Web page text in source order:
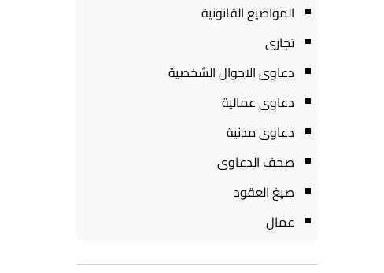
المواضيع القانونية
تجارى
دعاوى الاحوال الشخصية
دعاوى عمالية
دعاوى مدنية
صحف الدعاوى
صيغ العقود
عمال